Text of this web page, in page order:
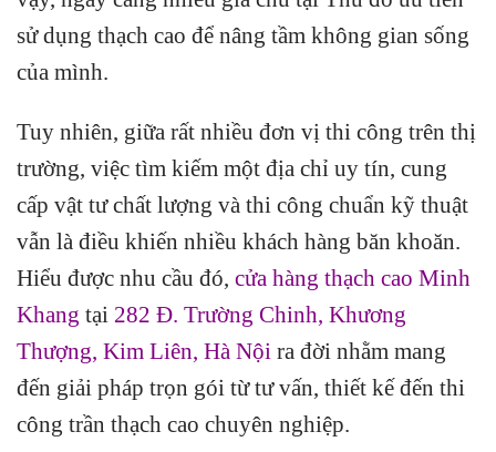
sử dụng thạch cao để nâng tầm không gian sống
của mình.
Tuy nhiên, giữa rất nhiều đơn vị thi công trên thị
trường, việc tìm kiếm một địa chỉ uy tín, cung
cấp vật tư chất lượng và thi công chuẩn kỹ thuật
vẫn là điều khiến nhiều khách hàng băn khoăn.
Hiểu được nhu cầu đó, cửa hàng thạch cao Minh
Khang tại 282 Đ. Trường Chinh, Khương
Thượng, Kim Liên, Hà Nội ra đời nhằm mang
đến giải pháp trọn gói từ tư vấn, thiết kế đến thi
công trần thạch cao chuyên nghiệp.